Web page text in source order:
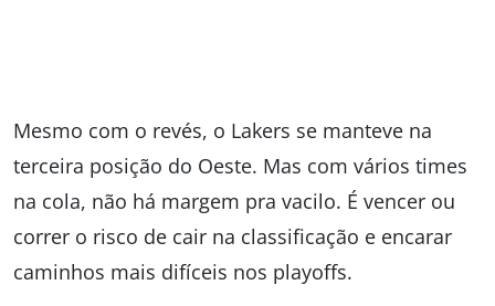
Mesmo com o revés, o Lakers se manteve na
terceira posição do Oeste. Mas com vários times
na cola, não há margem pra vacilo. É vencer ou
correr o risco de cair na classificação e encarar
caminhos mais difíceis nos playoffs.